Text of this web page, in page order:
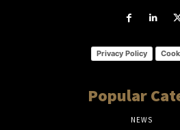
Privacy Policy
Popular
NEWS